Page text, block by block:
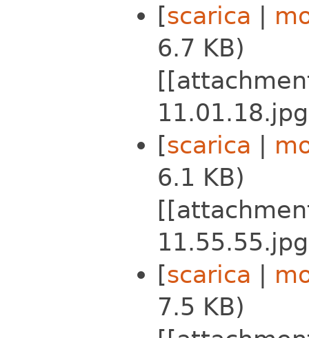
[scarica |
6.7 KB)
[scarica |
6.1 KB)
[scarica |
7.5 KB)